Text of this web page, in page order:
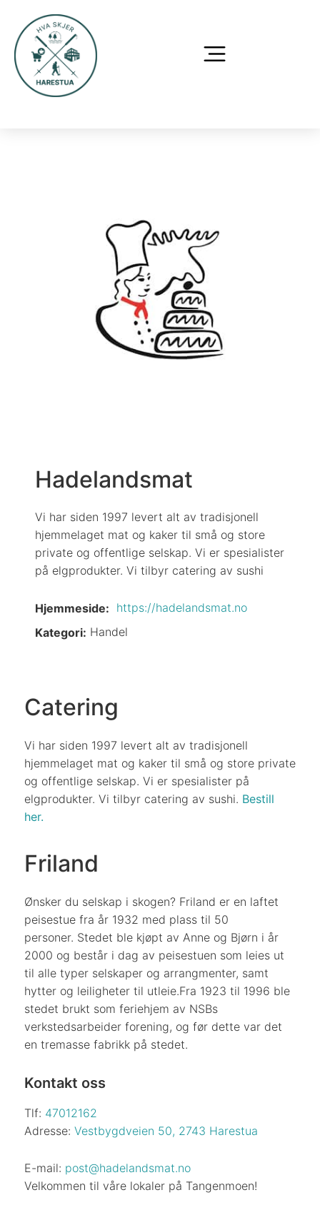
Hadelandsmat
Vi har siden 1997 levert alt av tradisjonell
hjemmelaget mat og kaker til små og store
private og offentlige selskap. Vi er spesialister
på elgprodukter. Vi tilbyr catering av sushi
Hjemmeside: https://hadelandsmat.no
Kategori: Handel
Catering
Vi har siden 1997 levert alt av tradisjonell
hjemmelaget mat og kaker til små og store private
og offentlige selskap. Vi er spesialister på
elgprodukter. Vi tilbyr catering av sushi. Bestill
her.
Friland
Ønsker du selskap i skogen? Friland er en laftet
peisestue fra år 1932 med plass til 50
personer. Stedet ble kjøpt av Anne og Bjørn i år
2000 og består i dag av peisestuen som leies ut
til alle typer selskaper og arrangmenter, samt
hytter og leiligheter til utleie.Fra 1923 til 1996 ble
stedet brukt som feriehjem av NSBs
verkstedsarbeider forening, og før dette var det
en tremasse fabrikk på stedet.
Kontakt oss
Tlf: 47012162
Adresse: Vestbygdveien 50, 2743 Harestua
E-mail: post@hadelandsmat.no
Velkommen til våre lokaler på Tangenmoen!